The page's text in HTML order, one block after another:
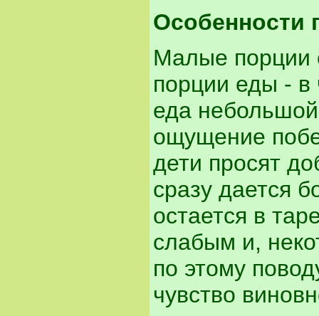
Особенности
Малые порции
порции еды - в
еда
ощущение
дети просят
сразу дается
остается в
слабым и,
по этому
чувство